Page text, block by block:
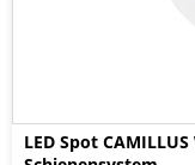
LED Spot